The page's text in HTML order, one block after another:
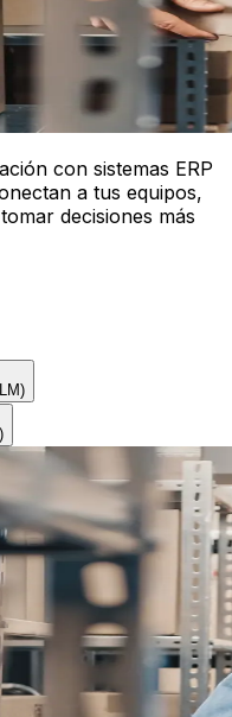
con sistemas ERP
a tus equipos,
decisiones más